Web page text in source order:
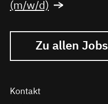
(m/w/d)
Zu allen Jobs
Kontakt